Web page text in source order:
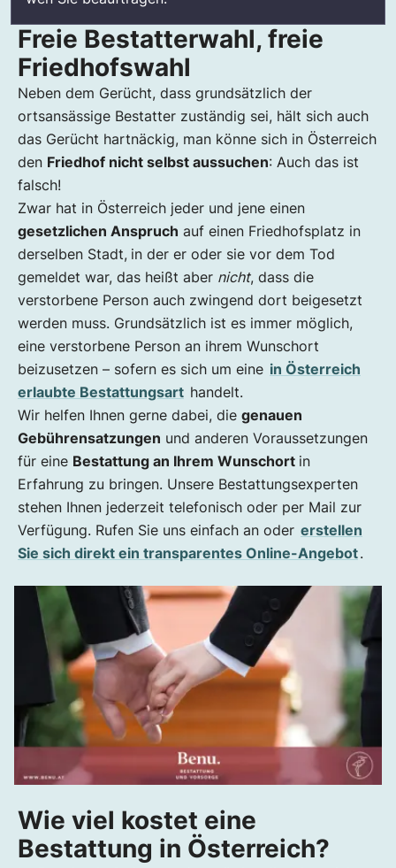
Freie Bestatterwahl, freie
Friedhofswahl
Neben dem Gerücht, dass grundsätzlich der
ortsansässige Bestatter zuständig sei, hält sich auch
das Gerücht hartnäckig, man könne sich in Österreich
den Friedhof nicht selbst aussuchen: Auch das ist
falsch!
Zwar hat in Österreich jeder und jene einen
gesetzlichen Anspruch auf einen Friedhofsplatz in
derselben Stadt, in der er oder sie vor dem Tod
gemeldet war, das heißt aber nicht, dass die
verstorbene Person auch zwingend dort beigesetzt
werden muss. Grundsätzlich ist es immer möglich,
eine verstorbene Person an ihrem Wunschort
beizusetzen – sofern es sich um eine in Österreich
erlaubte Bestattungsart handelt.
Wir helfen Ihnen gerne dabei, die genauen
Gebührensatzungen und anderen Voraussetzungen
für eine Bestattung an Ihrem Wunschort in
Erfahrung zu bringen. Unsere Bestattungsexperten
stehen Ihnen jederzeit telefonisch oder per Mail zur
Verfügung. Rufen Sie uns einfach an oder erstellen
Sie sich direkt ein transparentes Online-Angebot.
Wie viel kostet eine
Bestattung in Österreich?